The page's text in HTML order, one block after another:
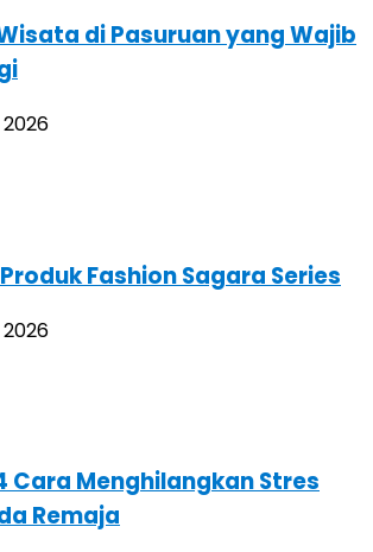
di Pasuruan yang Wajib
Fashion Sagara Series
Cara Menghilangkan Stres
Remaja